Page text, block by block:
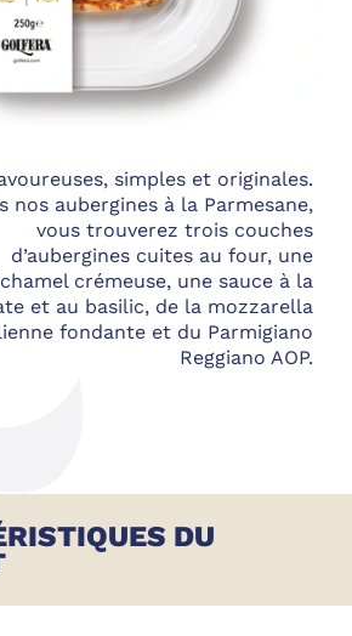
simples et originales.
nos aubergines à la Parmesane,
vous trouverez trois couches
d’aubergines cuites au four, une
crémeuse, une sauce à la
et au basilic, de la mozzarella
fondante et du Parmigiano
Reggiano AOP.
DU